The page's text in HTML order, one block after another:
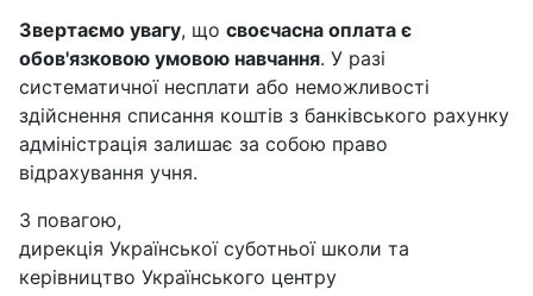
Звертаємо увагу, що своєчасна оплата є
обов'язковою умовою навчання. У разі
систематичної несплати або неможливості
здійснення списання коштів з банківського рахунку
адміністрація залишає за собою право
відрахування учня.
З повагою,
дирекція Української суботньої школи та
керівництво Українського центру